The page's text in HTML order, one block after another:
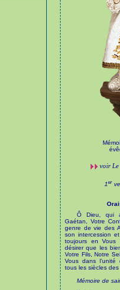
voir
1er
Ô Dieu, qui
Gaétan, Votre
genre de vie des
son intercession
toujours en
désirer que les
Votre Fils, Notre
Vous dans l’unité
tous les siècles des
Mémoire de